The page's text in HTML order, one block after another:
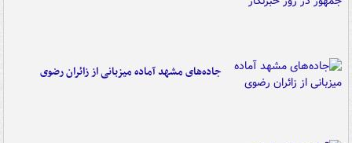
جاده‌های مشهد آماده میزبانی از زائران رضوی